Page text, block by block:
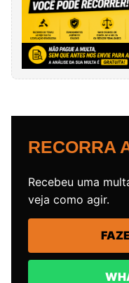
RECORRA
Recebeu uma
veja como agir.